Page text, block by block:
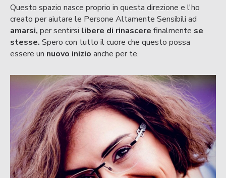
Questo spazio nasce proprio in questa direzione e l'ho
creato per aiutare le Persone Altamente Sensibili ad
amarsi, per sentirsi libere di rinascere finalmente se
stesse. Spero con tutto il cuore che questo possa
essere un nuovo inizio anche per te.